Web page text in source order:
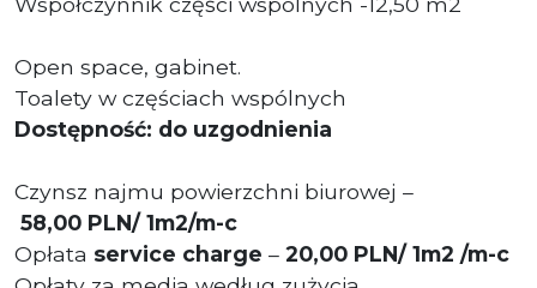
Open space, gabinet.
Toalety w częściach wspólnych
Dostępność: do uzgodnienia
Czynsz najmu powierzchni biurowej –
58,00 PLN/ 1m2/m-c
Opłata service charge – 20,00 PLN/ 1m2 /m-c